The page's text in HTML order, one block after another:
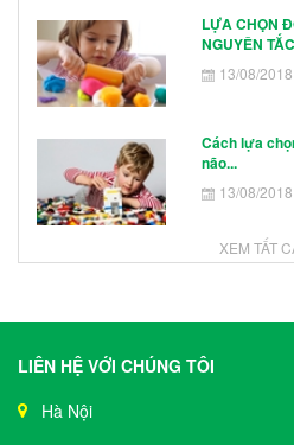
LỰA CHỌN
NGUYÊN
13/08/2018
Cách lựa
não...
13/08/2018
XEM TẤT
LIÊN HỆ VỚI CHÚNG TÔI
Hà Nội